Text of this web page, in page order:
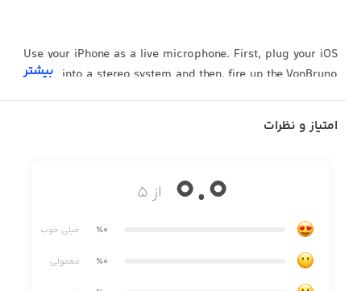
Use your iPhone as a live microphone. First, plug your iOS
device into a stereo system and then, fire up the VonBruno
room.
بیشتر
امتیاز و نظرات
از ۵ 0.0
٪0 خیلی خوب
٪0 معمولی